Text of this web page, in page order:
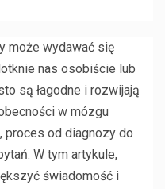
może wydawać się
nas osobiście lub
są łagodne i rozwijają
w mózgu
proces od diagnozy do
W tym artykule,
świadomość i